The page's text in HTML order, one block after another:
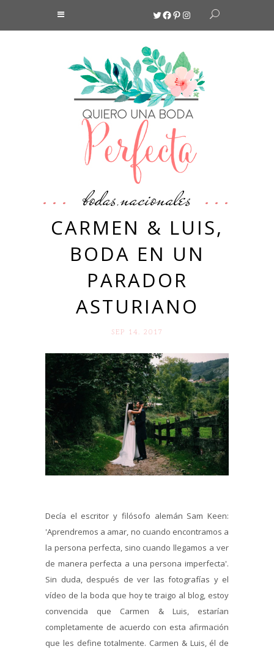
Twitter
Facebook
Pinterest
Instagram
bodas,nacionales
CARMEN & LUIS,
BODA EN UN
PARADOR
ASTURIANO
SEP 14. 2017
Decía el escritor y filósofo alemán Sam Keen:
'Aprendremos a amar, no cuando encontramos a
la persona perfecta, sino cuando llegamos a ver
de manera perfecta a una persona imperfecta'.
Sin duda, después de ver las fotografías y el
vídeo de la boda que hoy te traigo al blog, estoy
convencida que Carmen & Luis, estarían
completamente de acuerdo con esta afirmación
que les define totalmente. Carmen & Luis, él de